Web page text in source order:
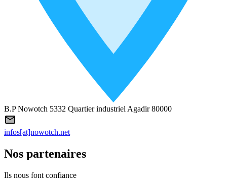
B.P Nowotch 5332 Quartier industriel Agadir 80000
infos[at]nowotch.net
Nos partenaires
Ils nous font confiance